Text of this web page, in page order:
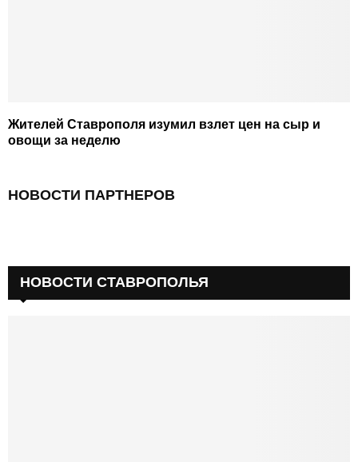
Жителей Ставрополя изумил взлет цен на сыр и
овощи за неделю
НОВОСТИ ПАРТНЕРОВ
НОВОСТИ СТАВРОПОЛЬЯ